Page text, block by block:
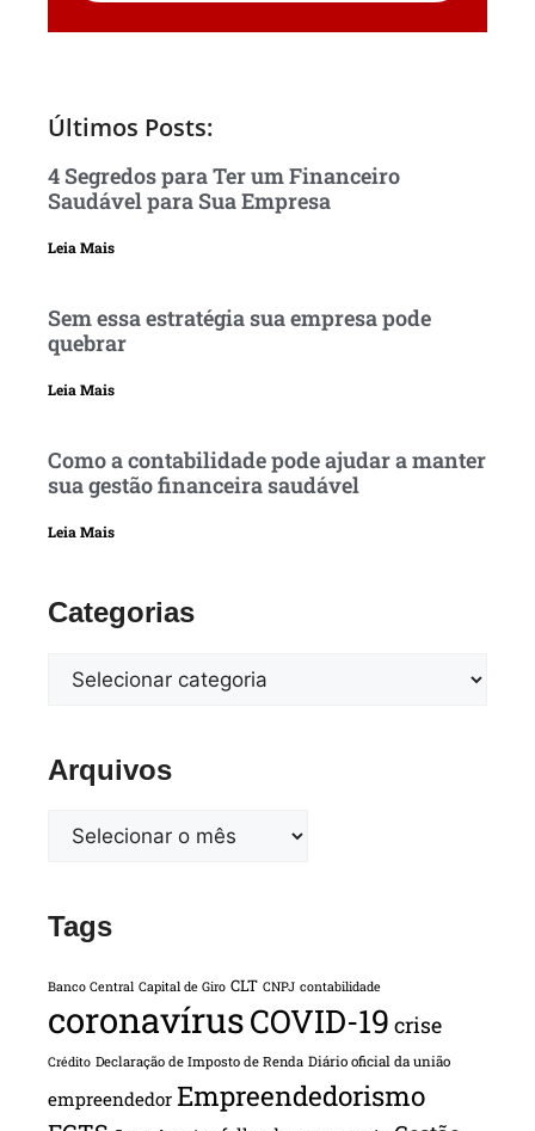
Últimos Posts:
4 Segredos para Ter um Financeiro
Saudável para Sua Empresa
Leia Mais
Sem essa estratégia sua empresa pode
quebrar
Leia Mais
Como a contabilidade pode ajudar a manter
sua gestão financeira saudável
Leia Mais
Categorias
Arquivos
Tags
Banco Central Capital de Giro CLT CNPJ contabilidade
coronavírusCOVID-19 crise
Crédito Declaração de Imposto de Renda Diário oficial da união
empreendedor Empreendedorismo